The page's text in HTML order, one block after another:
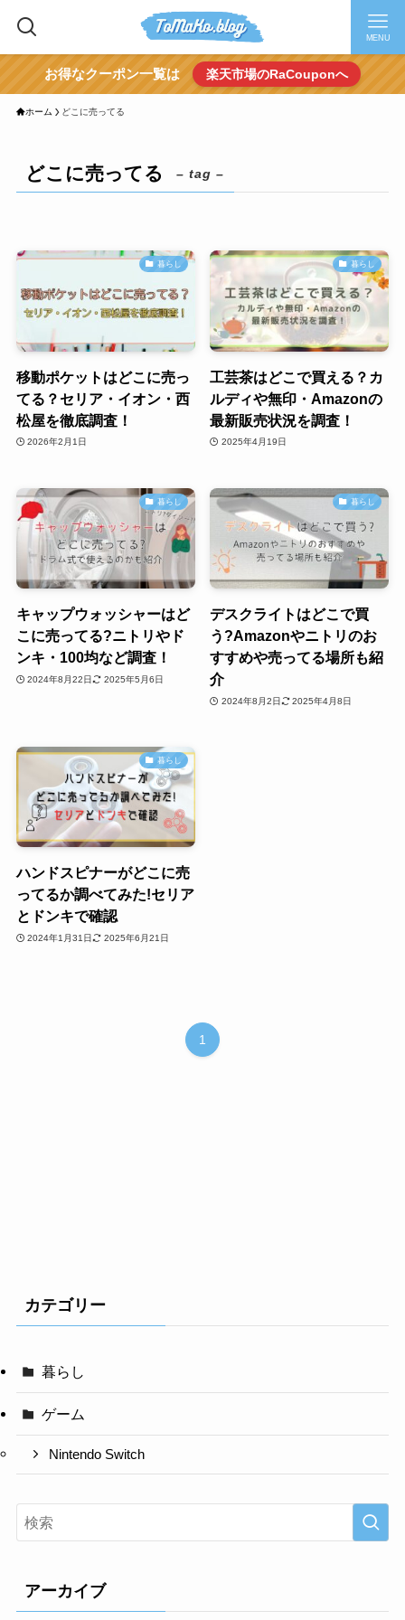
MENU
お得なクーポン一覧は 楽天市場のRaCouponへ
ホーム どこに売ってる
どこに売ってる – tag –
暮らし
移動ポケットはどこに売っ
てる？セリア・イオン・西
松屋を徹底調査！
2026年2月1日
暮らし
工芸茶はどこで買える？カ
ルディや無印・Amazonの
最新販売状況を調査！
2025年4月19日
暮らし
キャップウォッシャーはど
こに売ってる?ニトリやド
ンキ・100均など調査！
2024年8月22日 2025年5月6日
暮らし
デスクライトはどこで買
う?Amazonやニトリのお
すすめや売ってる場所も紹
介
2024年8月2日 2025年4月8日
暮らし
ハンドスピナーがどこに売
ってるか調べてみた!セリア
とドンキで確認
2024年1月31日 2025年6月21日
1
カテゴリー
暮らし
ゲーム
Nintendo Switch
アーカイブ